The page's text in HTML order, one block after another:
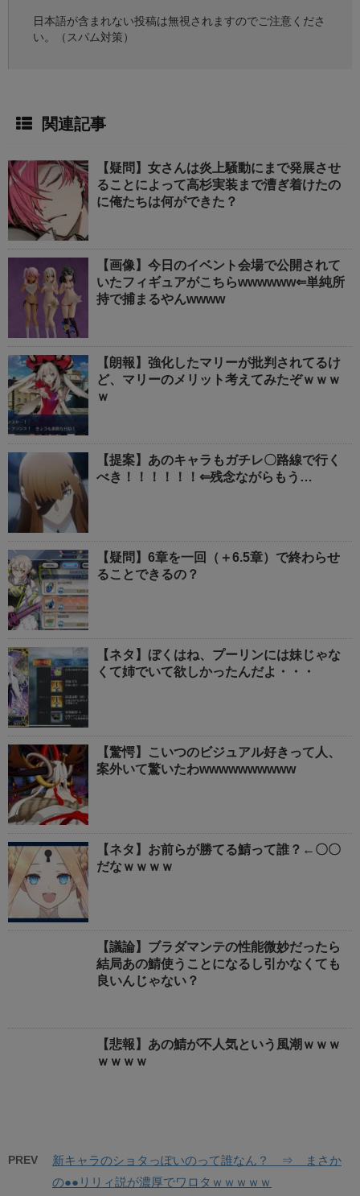
日本語が含まれない投稿は無視されますのでご注意くださ
い。（スパム対策）
関連記事
【疑問】女さんは炎上騒動にまで発展させ
ることによって高杉実装まで漕ぎ着けたの
に俺たちは何ができた？
【画像】今日のイベント会場で公開されて
いたフィギュアがこちらwwwwww⇐単純所
持で捕まるやんwwww
【朗報】強化したマリーが批判されてるけ
ど、マリーのメリット考えてみたぞｗｗｗ
ｗ
【提案】あのキャラもガチレ〇路線で行く
べき！！！！！！⇐残念ながらもう…
【疑問】6章を一回（＋6.5章）で終わらせ
ることできるの？
【ネタ】ぼくはね、プーリンには妹じゃな
くて姉でいて欲しかったんだよ・・・
【驚愕】こいつのビジュアル好きって人、
案外いて驚いたわwwwwwwwwww
【ネタ】お前らが勝てる鯖って誰？←〇〇
だなｗｗｗｗ
【議論】ブラダマンテの性能微妙だったら
結局あの鯖使うことになるし引かなくても
良いんじゃない？
【悲報】あの鯖が不人気という風潮ｗｗｗ
ｗｗｗｗ
PREV
新キャラのショタっぽいのって誰なん？ ⇒ まさか
の●●リリィ説が濃厚でワロタｗｗｗｗｗ